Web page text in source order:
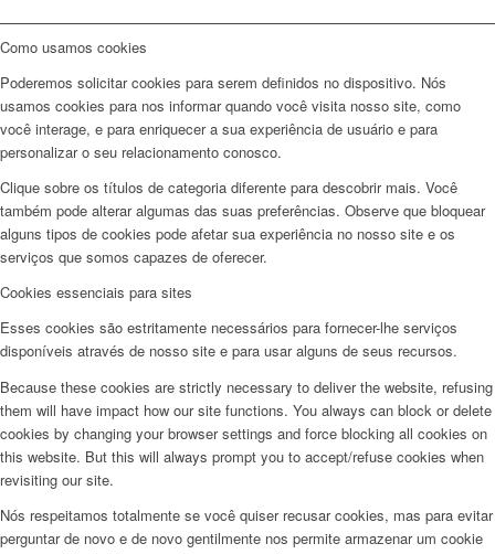
Como usamos cookies
Poderemos solicitar cookies para serem definidos no dispositivo. Nós
usamos cookies para nos informar quando você visita nosso site, como
você interage, e para enriquecer a sua experiência de usuário e para
personalizar o seu relacionamento conosco.
Clique sobre os títulos de categoria diferente para descobrir mais. Você
também pode alterar algumas das suas preferências. Observe que bloquear
alguns tipos de cookies pode afetar sua experiência no nosso site e os
serviços que somos capazes de oferecer.
Cookies essenciais para sites
Esses cookies são estritamente necessários para fornecer-lhe serviços
disponíveis através de nosso site e para usar alguns de seus recursos.
Because these cookies are strictly necessary to deliver the website, refusing
them will have impact how our site functions. You always can block or delete
cookies by changing your browser settings and force blocking all cookies on
this website. But this will always prompt you to accept/refuse cookies when
revisiting our site.
Nós respeitamos totalmente se você quiser recusar cookies, mas para evitar
perguntar de novo e de novo gentilmente nos permite armazenar um cookie